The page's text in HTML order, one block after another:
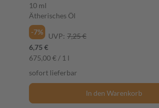
10 ml
Ätherisches Öl
-7%
UVP: 7,25 €
6,75 €
675,00 € / 1 l
sofort lieferbar
In den Warenkorb